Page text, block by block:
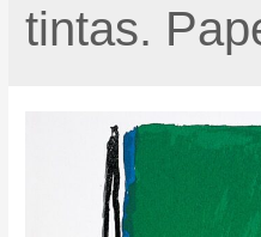
tintas.